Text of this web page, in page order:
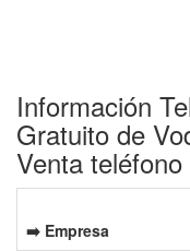
Información
Gratuito de
Venta teléfono
➡️ Empresa